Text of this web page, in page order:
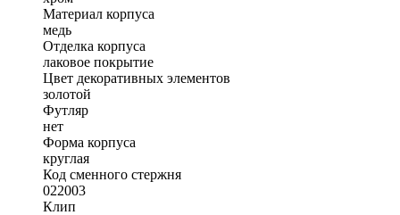
Материал корпуса
медь
Отделка корпуса
лаковое покрытие
Цвет декоративных элементов
золотой
Футляр
нет
Форма корпуса
круглая
Код сменного стержня
022003
Клип